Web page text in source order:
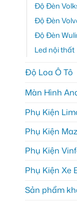
Độ Đèn
Độ Đèn
Độ Đèn
Led nội thất
Độ Loa Ô Tô
Màn Hình
Phụ Kiện
Phụ Kiện
Phụ Kiện
Phụ Kiện Xe
Sản phẩm